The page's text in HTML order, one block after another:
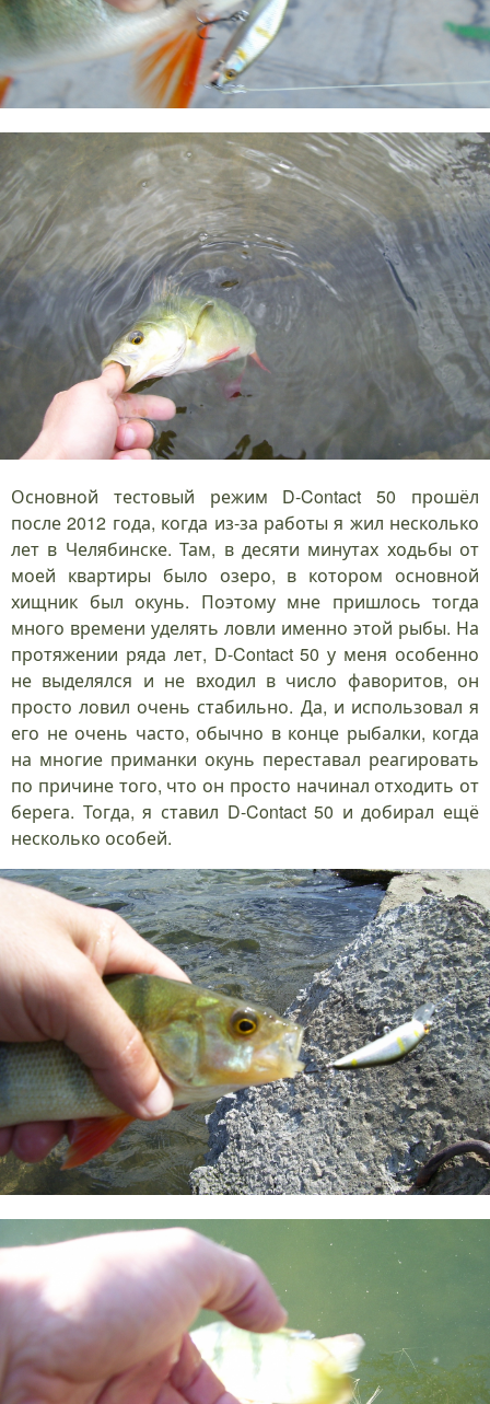
Основной тестовый режим D-Contact 50 прошёл
после 2012 года, когда из-за работы я жил несколько
лет в Челябинске. Там, в десяти минутах ходьбы от
моей квартиры было озеро, в котором основной
хищник был окунь. Поэтому мне пришлось тогда
много времени уделять ловли именно этой рыбы. На
протяжении ряда лет, D-Contact 50 у меня особенно
не выделялся и не входил в число фаворитов, он
просто ловил очень стабильно. Да, и использовал я
его не очень часто, обычно в конце рыбалки, когда
на многие приманки окунь переставал реагировать
по причине того, что он просто начинал отходить от
берега. Тогда, я ставил D-Contact 50 и добирал ещё
несколько особей.